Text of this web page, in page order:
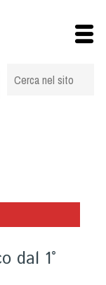
dal 1°